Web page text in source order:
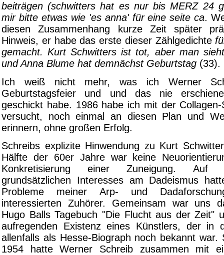
beiträgen (schwitters hat es nur bis MERZ 24
mir bitte etwas wie 'es anna' für eine seite ca.
diesen Zusammenhang kurze Zeit später
Hinweis, er habe das erste dieser Zählgedichte
gemacht. Kurt Schwitters ist tot, aber man
und Anna Blume hat demnächst Geburtstag (33).
Ich weiß nicht mehr, was ich Werner
Geburtstagsfeier und und das nie
geschickt habe. 1986 habe ich mit der
versucht, noch einmal an diesen Plan und
erinnern, ohne großen Erfolg.
Schreibs explizite Hinwendung zu Kurt
Hälfte der 60er Jahre war keine
Konkretisierung einer Zuneigung. Auf
grundsätzlichen Interesses am Dadeismus
Probleme meiner Arp- und
interessierten Zuhörer. Gemeinsam war uns
Hugo Balls Tagebuch "Die Flucht aus der Zeit"
aufregenden Existenz eines Künstlers, der in
allenfalls als Hesse-Biograph noch bekannt war.
1954 hatte Werner Schreib zusammen mit